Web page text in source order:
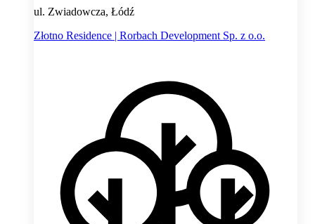
ul. Zwiadowcza, Łódź
Złotno Residence | Rorbach Development Sp. z o.o.